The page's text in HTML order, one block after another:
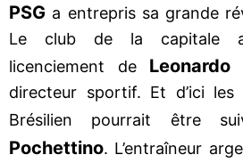
PSG a entrepris sa grande
Le club de la capitale
licenciement de Leonardo
directeur sportif. Et d’ici
Brésilien pourrait être
Pochettino. L’entraîneur